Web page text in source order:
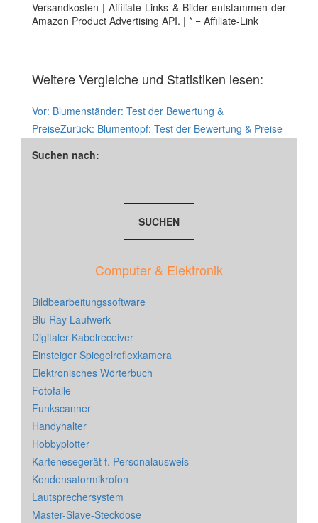
Versandkosten | Affiliate Links & Bilder entstammen der
Amazon Product Advertising API. | * = Affiliate-Link
Weitere Vergleiche und Statistiken lesen:
Vor: Blumenständer: Test der Bewertung &
PreiseZurück: Blumentopf: Test der Bewertung & Preise
Suchen nach:
Computer & Elektronik
Bildbearbeitungssoftware
Blu Ray Laufwerk
Digitaler Kabelreceiver
Einsteiger Spiegelreflexkamera
Elektronisches Wörterbuch
Fotofalle
Funkscanner
Handyhalter
Hobbyplotter
Kartenesegerät f. Personalausweis
Kondensatormikrofon
Lautsprechersystem
Master-Slave-Steckdose